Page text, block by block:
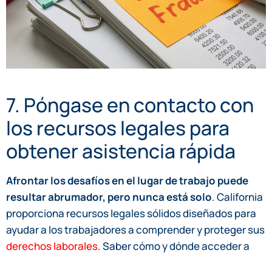
7. Póngase en contacto con
los recursos legales para
obtener asistencia rápida
Afrontar los desafíos en el lugar de trabajo puede
resultar abrumador, pero nunca está solo. California
proporciona recursos legales sólidos diseñados para
ayudar a los trabajadores a comprender y proteger sus
derechos laborales. Saber cómo y dónde acceder a